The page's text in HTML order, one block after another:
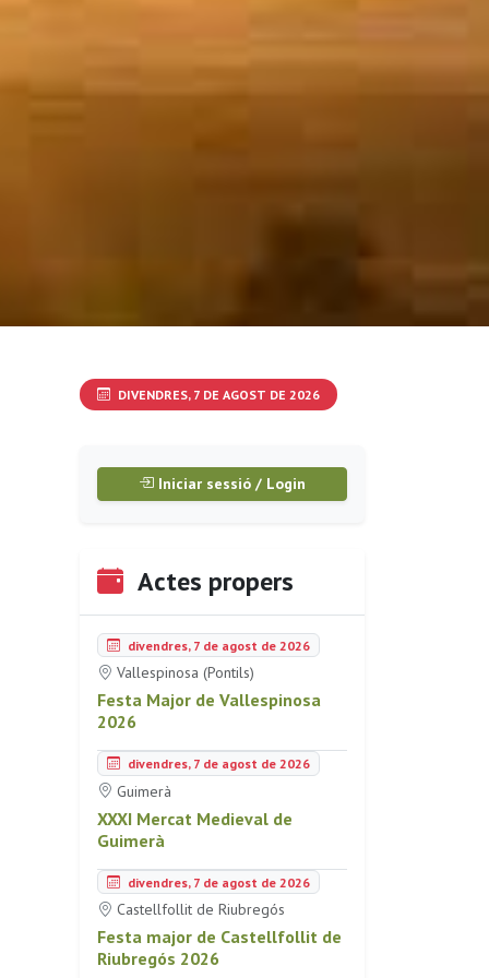
DIVENDRES, 7 DE AGOST DE 2026
Iniciar sessió / Login
Actes propers
divendres, 7 de agost de 2026
Vallespinosa (Pontils)
Festa Major de Vallespinosa
2026
divendres, 7 de agost de 2026
Guimerà
XXXI Mercat Medieval de
Guimerà
divendres, 7 de agost de 2026
Castellfollit de Riubregós
Festa major de Castellfollit de
Riubregós 2026